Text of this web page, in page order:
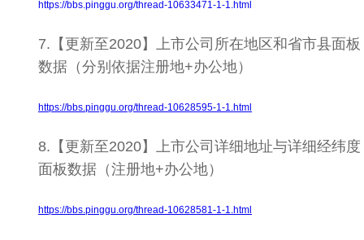
https://bbs.pinggu.org/thread-10633471-1-1.html
7.【更新至2020】上市公司所在地区和省市县面板
数据（分别依据注册地+办公地）
https://bbs.pinggu.org/thread-10628595-1-1.html
8.【更新至2020】上市公司详细地址与详细经纬度
面板数据（注册地+办公地）
https://bbs.pinggu.org/thread-10628581-1-1.html